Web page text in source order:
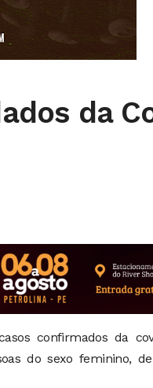
da
confirmados da
do sexo feminino,